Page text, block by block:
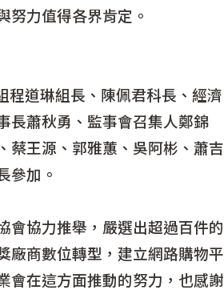
努力值得各界肯定。
道琳組長、陳佩君科長、經濟
長蕭秋勇、監事會召集人鄭錦
蔡王源、郭雅蕙、吳阿彬、蕭吉
參加。
協力推舉，嚴選出超過百件的
廠商數位轉型，建立網路購物平
會在這方面推動的努力，也感謝